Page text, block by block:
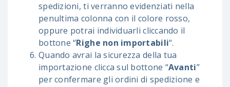
spedizioni, ti verranno evidenziati nella
penultima colonna con il colore rosso,
oppure potrai individuarli cliccando il
bottone “Righe non importabili“.
Quando avrai la sicurezza della tua
importazione clicca sul bottone “Avanti”
per confermare gli ordini di spedizione e